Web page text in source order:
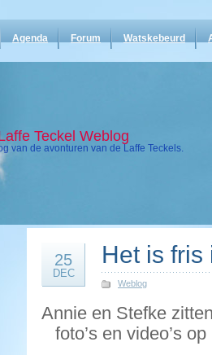
Agenda Forum Watskebeurd
Teckel Weblog
van de avonturen van de Laffe Teckels.
25
DEC
Het is
Weblog
Annie en Stefke
foto’s en video’s